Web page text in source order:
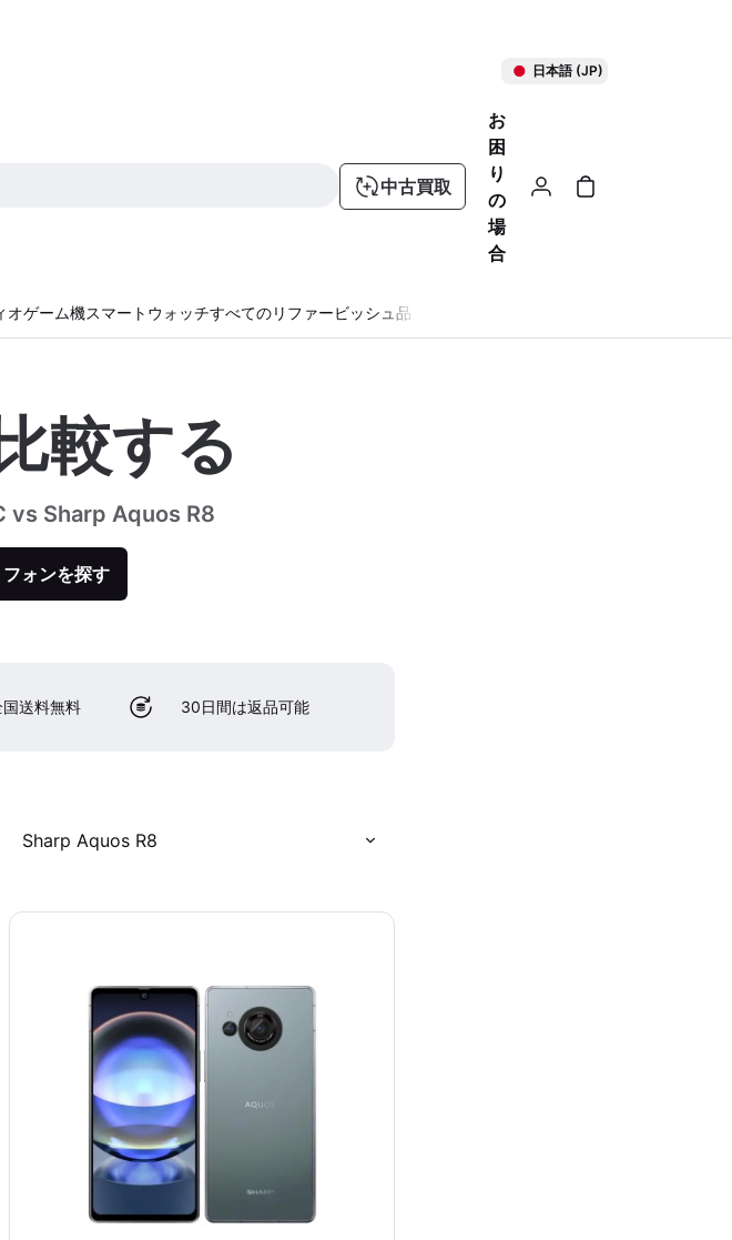
日本語 (JP)
中古買取
お
困
り
の
場
合
オゲーム機スマートウォッチすべてのリファービッシュ品
較する
vs Sharp Aquos R8
ォンを探す
送料無料 30日間は返品可能
Sharp Aquos R8